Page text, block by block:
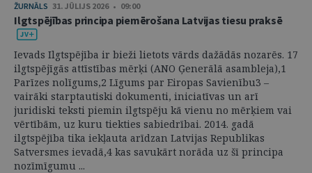
ŽURNĀLS 31. JŪLIJS 2026 • 09:00
Ilgtspējības principa piemērošana Latvijas tiesu praksē
Ievads Ilgtspējība ir bieži lietots vārds dažādās nozarēs. 17
ilgtspējīgās attīstības mērķi (ANO Ģenerālā asambleja),1
Parīzes nolīgums,2 Līgums par Eiropas Savienību3 –
vairāki starptautiski dokumenti, iniciatīvas un arī
juridiski teksti piemin ilgtspēju kā vienu no mērķiem vai
vērtībām, uz kuru tiekties sabiedrībai. 2014. gadā
ilgtspējība tika iekļauta arīdzan Latvijas Republikas
Satversmes ievadā,4 kas savukārt norāda uz šī principa
nozīmīgumu ...